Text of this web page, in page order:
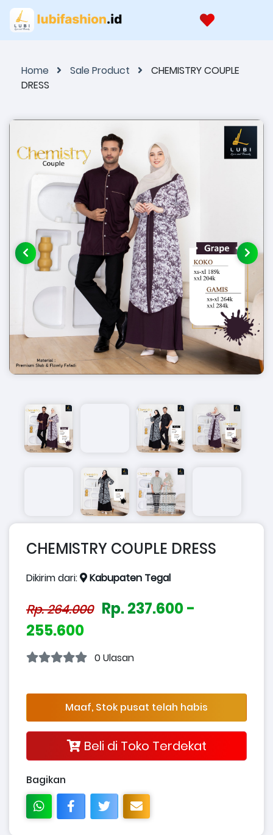
Home Sale Product
CHEMISTRY COUPLE
DRESS
CHEMISTRY COUPLE DRESS
Dikirim dari: Kabupaten Tegal
Rp. 264.000 Rp. 237.600 -
255.600
0 Ulasan
Maaf, Stok pusat telah habis
Beli di Toko Terdekat
Bagikan